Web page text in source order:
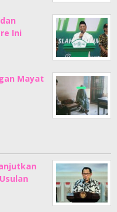
Ini
Mayat